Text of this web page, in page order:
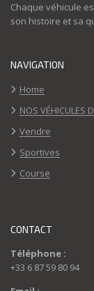
Chaque véhicule
son histoire et sa
NAVIGATION
Home
NOS VÉHICULES
Vendre
Sportives
Course
CONTACT
Téléphone :
+33 6 87 59 80 94